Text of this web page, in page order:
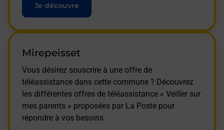
Je découvre
Mirepeisset
Vous désirez souscrire à une offre de
téléassistance dans cette commune ? Découvrez
les différentes offres de téléassistance « Veiller sur
mes parents » proposées par La Poste pour
répondre à vos besoins